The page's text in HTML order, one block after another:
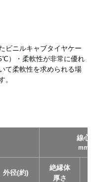
ビニルキャブタイヤケー
）・柔軟性が非常に優れ
て柔軟性を求められる場
。
線心
mm
外径(約)
絶縁体
厚さ